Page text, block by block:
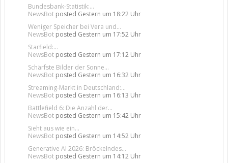
Bundesbank-Statistik:...
NewsBot posted Gestern um 18:22 Uhr
Weniger Speicher bei Vera und...
NewsBot posted Gestern um 17:52 Uhr
Starfield:...
NewsBot posted Gestern um 17:12 Uhr
Schärfste Bilder der Sonne...
NewsBot posted Gestern um 16:32 Uhr
Streaming-Markt in Deutschland:...
NewsBot posted Gestern um 16:13 Uhr
Battlefield 6: Die Anzahl der...
NewsBot posted Gestern um 15:42 Uhr
Sieht aus wie ein...
NewsBot posted Gestern um 14:52 Uhr
Generative AI 2026: Bröckelndes...
NewsBot posted Gestern um 14:12 Uhr